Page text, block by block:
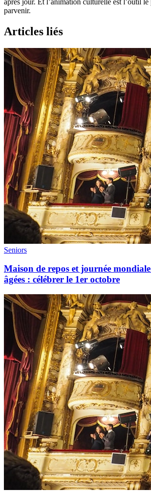
parvenir.
Articles liés
Seniors
Maison de repos et journée mondiale
âgées : célébrer le 1er octobre